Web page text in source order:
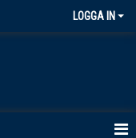
LOGGA IN